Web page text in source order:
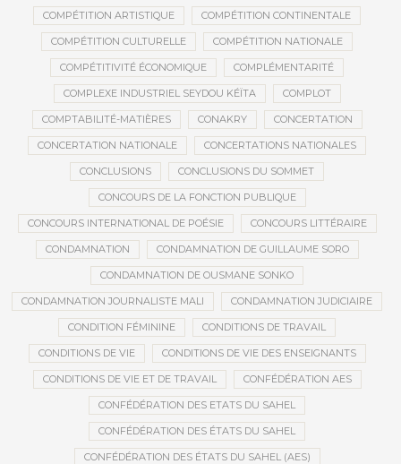
COMPÉTITION ARTISTIQUE COMPÉTITION CONTINENTALE
COMPÉTITION CULTURELLE COMPÉTITION NATIONALE
COMPÉTITIVITÉ ÉCONOMIQUE COMPLÉMENTARITÉ
COMPLEXE INDUSTRIEL SEYDOU KÉÏTA COMPLOT
COMPTABILITÉ-MATIÈRES CONAKRY CONCERTATION
CONCERTATION NATIONALE CONCERTATIONS NATIONALES
CONCLUSIONS CONCLUSIONS DU SOMMET
CONCOURS DE LA FONCTION PUBLIQUE
CONCOURS INTERNATIONAL DE POÉSIE CONCOURS LITTÉRAIRE
CONDAMNATION CONDAMNATION DE GUILLAUME SORO
CONDAMNATION DE OUSMANE SONKO
CONDAMNATION JOURNALISTE MALI CONDAMNATION JUDICIAIRE
CONDITION FÉMININE CONDITIONS DE TRAVAIL
CONDITIONS DE VIE CONDITIONS DE VIE DES ENSEIGNANTS
CONDITIONS DE VIE ET DE TRAVAIL CONFÉDÉRATION AES
CONFÉDÉRATION DES ETATS DU SAHEL
CONFÉDÉRATION DES ÉTATS DU SAHEL
CONFÉDÉRATION DES ÉTATS DU SAHEL (AES)